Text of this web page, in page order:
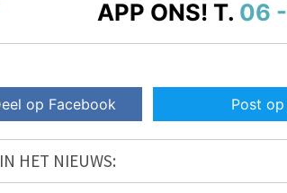
APP ONS! T. 06
op Facebook Post op
HET NIEUWS: